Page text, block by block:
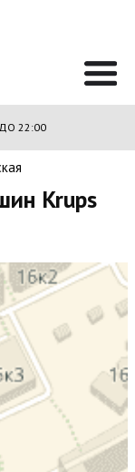
22:00
Krups